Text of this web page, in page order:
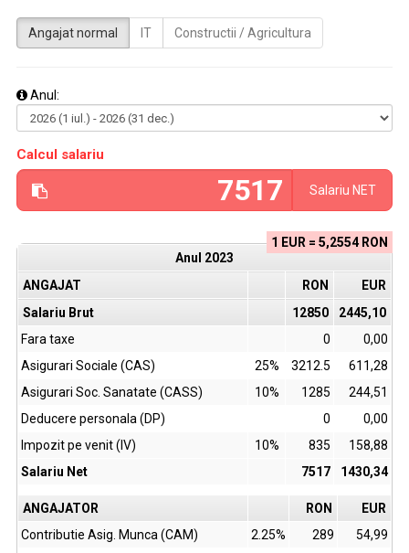
Angajat normal IT Constructii / Agricultura
Anul:
Calcul salariu
Salariu NET
1 EUR = 5,2554 RON
Anul 2023
ANGAJAT
RON
EUR
Salariu Brut
12850
2445,10
Fara taxe
0
0,00
Asigurari Sociale (CAS)
25% 3212.5
611,28
Asigurari Soc. Sanatate (CASS)
10% 1285
244,51
Deducere personala (DP)
0
0,00
Impozit pe venit (IV)
10% 835
158,88
Salariu Net
7517 1430,34
ANGAJATOR RON
EUR
Contributie Asig. Munca (CAM)
2.25% 289
54,99